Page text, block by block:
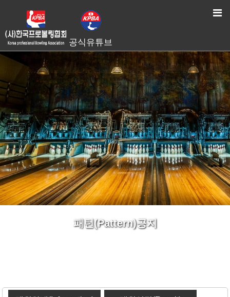
공식유튜브
패턴(Pattern)공지